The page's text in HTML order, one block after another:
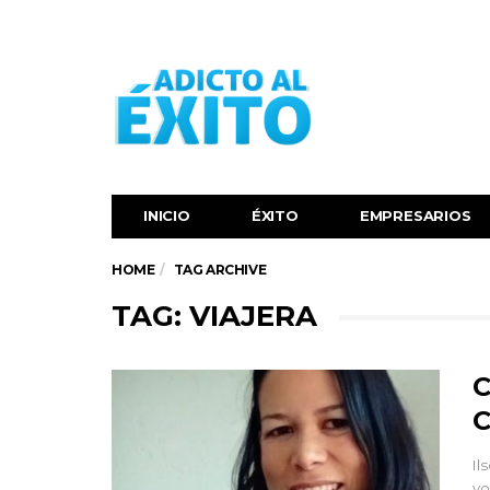
INICIO ÉXITO‬ EMPRESARIOS
HOME TAG ARCHIVE
TAG: VIAJERA